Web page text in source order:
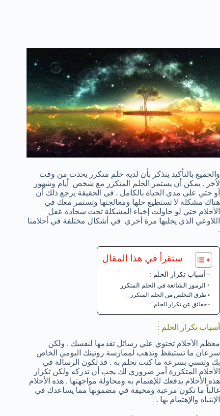
والجميع بالتأكيد يتذكر بأن لديه حلم متكرر يحدث من وقت
لأخر . يمكن أن يستمر الحلم المتكرر مع شخص أيام وشهور
أو حتي علي مدي الحياة بالكامل . في الحقيقة يرجع ذلك أن
هناك مشكلة لا تستطيع حلها ومعالجتها وتستمر معك في
الأحلام حتي لو حاولت إخباء المشكلة تحت سجادة عقل
اللاوعي الذي يجلبها مرة أخري في أشكال مختلفة في أحلامنا
.
ستقرأ في هذا المقال
أسباب تكرار الحلم :
الرموز الشائعة في الحلم المتكرر
طرق التخلص من الحلم المتكرر :
حقائق عن تكرار الحلم :
أسباب تكرار الحلم :
معظم الأحلام تحتوي علي رسائل تقدمها لنفسك . ولكن
سرعان ما تستيقظ وتذهب لممارسة روتينك اليومي الخاص
بك وتنسي بسرعة ما كنت تحلم به . قد تكون الرسالة في
الأحلام المتكررة أمر ضروري لك يجب أن تدركه ولكن تكرار
هذه الأحلام يدفعك للإهتمام به ومحاولة مواجهتها . هذه الأحلام
غالباً ما تكون مرعبة ومخيفة في مضمونها مما يساعدك في
الإنتباه والإهتمام بها .